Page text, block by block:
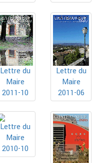
Lettre du
Maire
2011-10
Lettre du
Maire
2011-06
Lettre du
Maire
2010-10